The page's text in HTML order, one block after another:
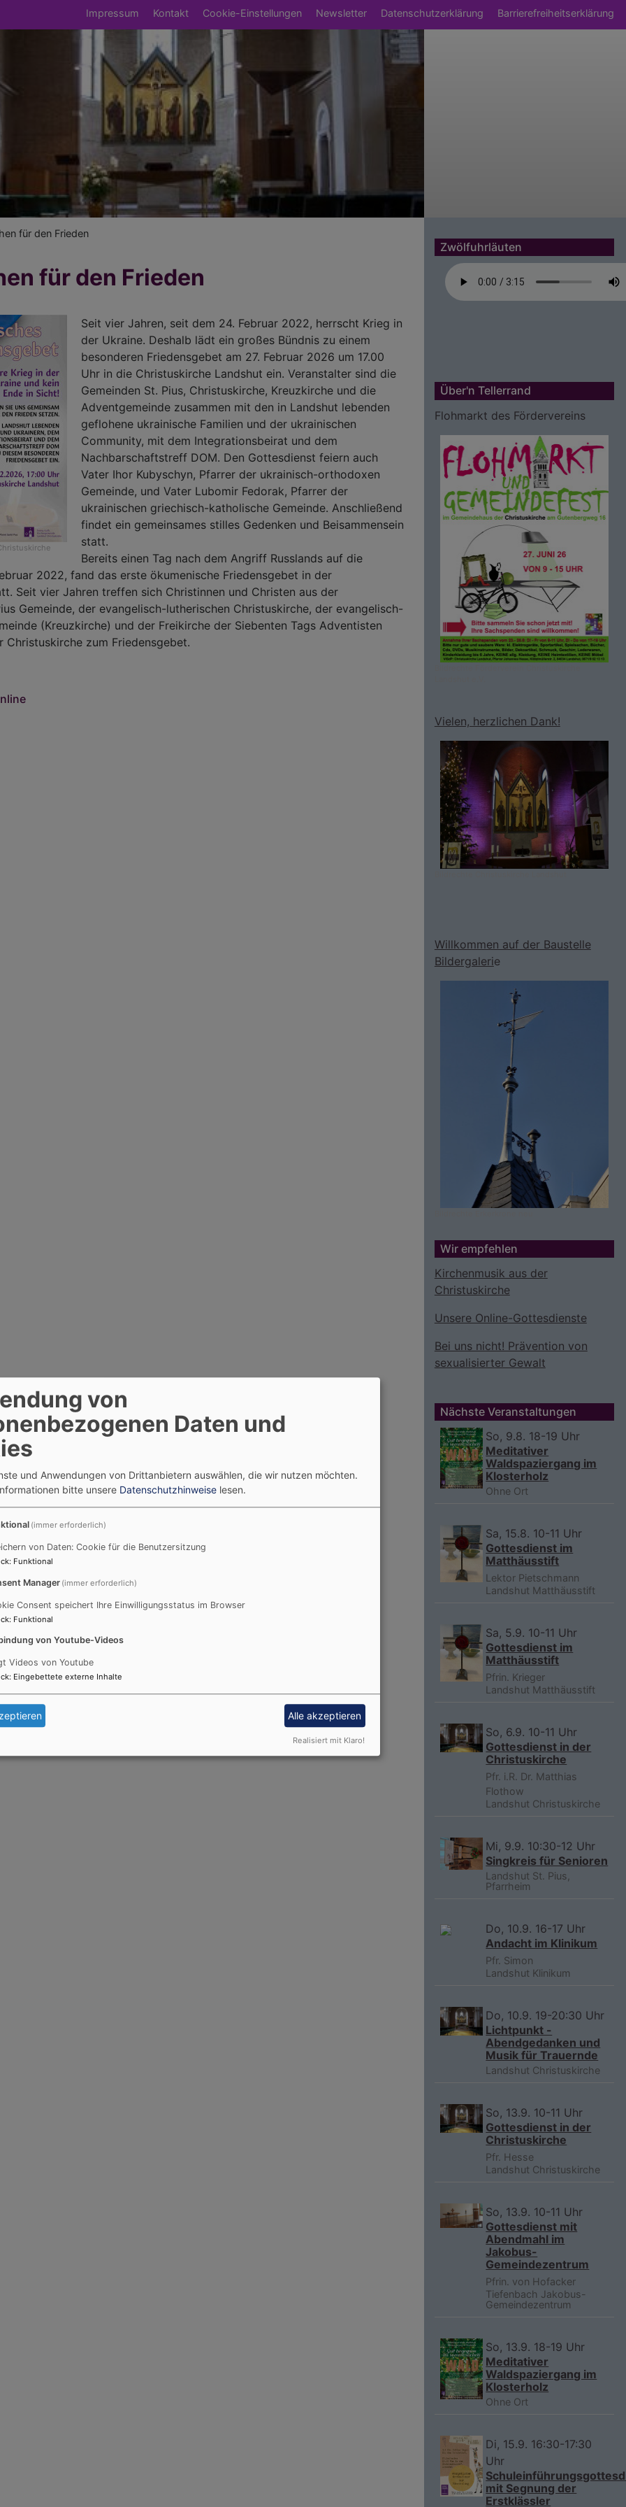
Fußbereichsmenü
Impressum Kontakt Cookie-Einstellungen Newsletter Datenschutzerklärung Barrierefreiheitserklärung
für den Frieden
für den Frieden
Seit vier Jahren, seit dem 24. Februar 2022, herrscht Krieg in
der Ukraine. Deshalb lädt ein großes Bündnis zu einem
besonderen Friedensgebet am 27. Februar 2026 um 17.00
Uhr in die Christuskirche Landshut ein. Veranstalter sind die
Gemeinden St. Pius, Christuskirche, Kreuzkirche und die
Adventgemeinde zusammen mit den in Landshut lebenden
geflohene ukrainische Familien und der ukrainischen
Community, mit dem Integrationsbeirat und dem
Nachbarschaftstreff DOM. Den Gottesdienst feiern auch
Vater Ihor Kubyschyn, Pfarrer der ukrainisch-orthodoxen
Gemeinde, und Vater Lubomir Fedorak, Pfarrer der
ukrainischen griechisch-katholische Gemeinde. Anschließend
findet ein gemeinsames stilles Gedenken und Beisammensein
statt.
Bereits einen Tag nach dem Angriff Russlands auf die
2022, fand das erste ökumenische Friedensgebet in der
Seit vier Jahren treffen sich Christinnen und Christen aus der
Gemeinde, der evangelisch-lutherischen Christuskirche, der evangelisch-
(Kreuzkirche) und der Freikirche der Siebenten Tags Adventisten
Christuskirche zum Friedensgebet.
Zwölfuhrläuten
Über'n Tellerrand
Flohmarkt des Fördervereins
Vielen, herzlichen Dank!
Willkommen auf der Baustelle
Bildergalerie
Wir empfehlen
Kirchenmusik aus der
Christuskirche
Unsere Online-Gottesdienste
Bei uns nicht! Prävention von
sexualisierter Gewalt
Nächste Veranstaltungen
So, 9.8. 18-19 Uhr
Meditativer
Waldspaziergang im
Klosterholz
Ohne Ort
Sa, 15.8. 10-11 Uhr
Gottesdienst im
Matthäusstift
Lektor Pietschmann
Landshut Matthäusstift
Sa, 5.9. 10-11 Uhr
Gottesdienst im
Matthäusstift
Pfrin. Krieger
Landshut Matthäusstift
So, 6.9. 10-11 Uhr
Gottesdienst in der
Christuskirche
Pfr. i.R. Dr. Matthias
Flothow
Landshut Christuskirche
Mi, 9.9. 10:30-12 Uhr
Singkreis für Senioren
Landshut St. Pius,
Pfarrheim
Do, 10.9. 16-17 Uhr
Andacht im Klinikum
Pfr. Simon
Landshut Klinikum
Do, 10.9. 19-20:30 Uhr
Lichtpunkt -
Abendgedanken und
Musik für Trauernde
Landshut Christuskirche
So, 13.9. 10-11 Uhr
Gottesdienst in der
Christuskirche
Pfr. Hesse
Landshut Christuskirche
So, 13.9. 10-11 Uhr
Gottesdienst mit
Abendmahl im
Jakobus-
Gemeindezentrum
Pfrin. von Hofacker
Tiefenbach Jakobus-
Gemeindezentrum
So, 13.9. 18-19 Uhr
Meditativer
Waldspaziergang im
Klosterholz
Ohne Ort
Di, 15.9. 16:30-17:30
Uhr
mit Segnung der
Erstklässler
von
Daten und
und Anwendungen von Drittanbietern auswählen, die wir nutzen möchten.
bitte unsere Datenschutzhinweise lesen.
(immer erforderlich)
von Daten: Cookie für die Benutzersitzung
: Funktional
Manager (immer erforderlich)
Consent speichert Ihre Einwilligungsstatus im Browser
: Funktional
von Youtube-Videos
Videos von Youtube
: Eingebettete externe Inhalte
Alle akzeptieren
Realisiert mit Klaro!